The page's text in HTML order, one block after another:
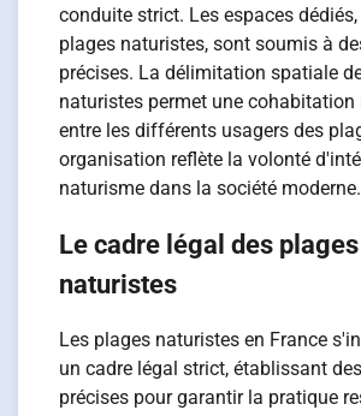
conduite strict. Les espaces
plages naturistes, sont soumis à
précises. La délimitation spatiale
naturistes permet une cohabitation
entre les différents usagers des
organisation reflète la volonté
naturisme dans la société moderne.
Le cadre légal des plages
naturistes
Les plages naturistes en France
un cadre légal strict, établissant
précises pour garantir la pratique